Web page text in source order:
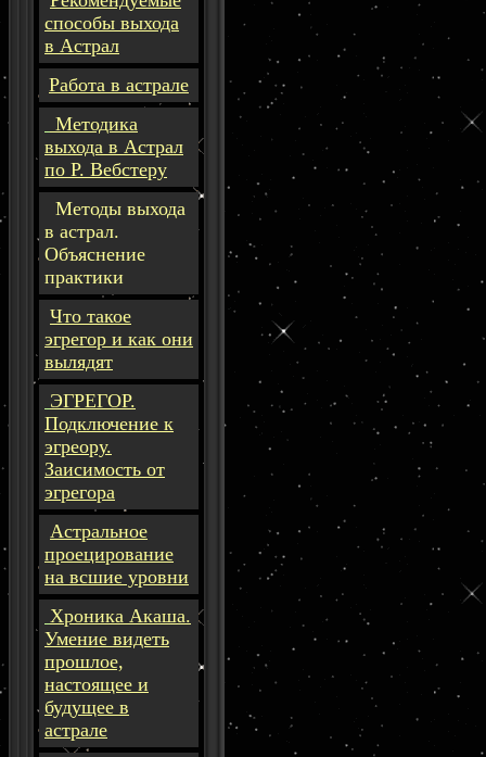
способы выхода
в Астрал
Работа в астрале
Методика
выхода в Астрал
по Р. Вебстеру
Методы выхода
в астрал.
Объяснение
практики
Что такое
эгрегор и как они
вылядят
ЭГРЕГОР.
Подключение к
эгреору.
Заисимость от
эгрегора
Астральное
проецирование
на всшие уровни
Хроника Акаша.
Умение видеть
прошлое,
настоящее и
будущее в
астрале